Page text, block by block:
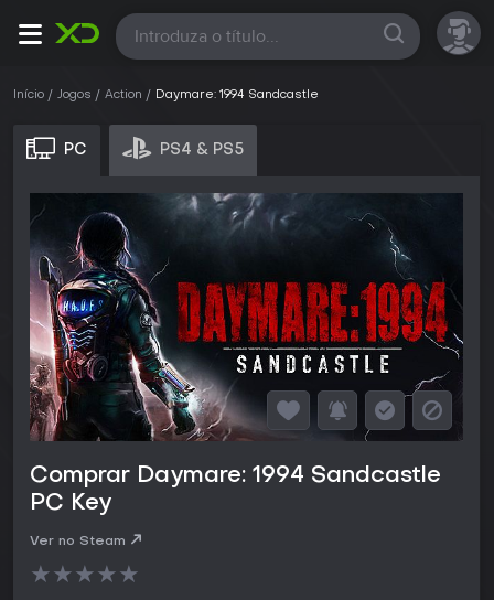
Todas
Início Jogos Action Daymare: 1994 Sandcastle
PC PS4 & PS5
Comprar Daymare: 1994 Sandcastle
PC Key
Ver no Steam
★★★★★